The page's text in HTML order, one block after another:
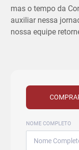
mas o tempo da
auxiliar nessa
nossa equipe
NOME COMPLETO